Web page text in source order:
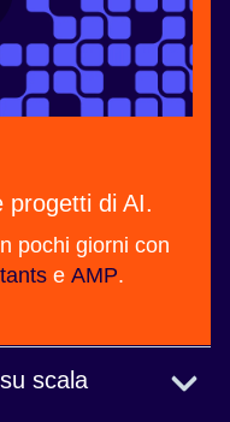
progetti di AI.
pochi giorni con
e AMP.
scala